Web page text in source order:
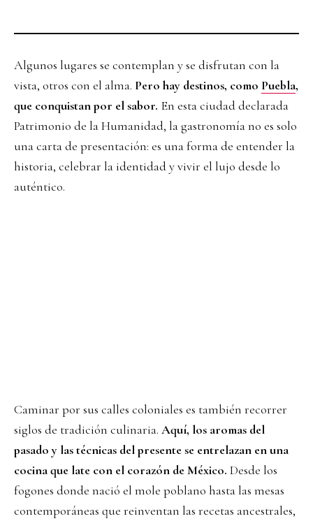
Algunos lugares se contemplan y se disfrutan con la
vista, otros con el alma. Pero hay destinos, como Puebla,
que conquistan por el sabor. En esta ciudad declarada
Patrimonio de la Humanidad, la gastronomía no es solo
una carta de presentación: es una forma de entender la
historia, celebrar la identidad y vivir el lujo desde lo
auténtico.
Caminar por sus calles coloniales es también recorrer
siglos de tradición culinaria. Aquí, los aromas del
pasado y las técnicas del presente se entrelazan en una
cocina que late con el corazón de México. Desde los
fogones donde nació el mole poblano hasta las mesas
contemporáneas que reinventan las recetas ancestrales,